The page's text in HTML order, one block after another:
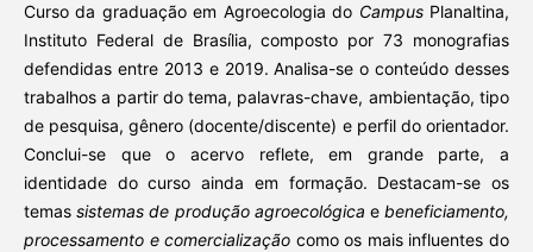
Curso da graduação em Agroecologia do Campus Planaltina,
Instituto Federal de Brasília, composto por 73 monografias
defendidas entre 2013 e 2019. Analisa-se o conteúdo desses
trabalhos a partir do tema, palavras-chave, ambientação, tipo
de pesquisa, gênero (docente/discente) e perfil do orientador.
Conclui-se que o acervo reflete, em grande parte, a
identidade do curso ainda em formação. Destacam-se os
temassistemas de produção agroecológica ebeneficiamento,
processamento e comercialização como os mais influentes do